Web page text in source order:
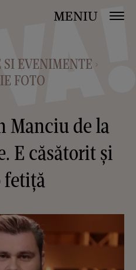
MENIU
SI EVENIMENTE >
FOTO
Manciu de la
E căsătorit și
fetiță